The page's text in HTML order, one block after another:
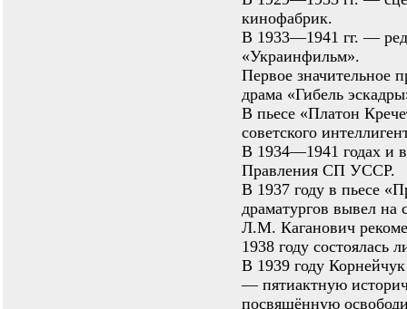
кинофабрик.
В 1933—1941 гг. —
«Украинфильм».
Первое значительное
драма «Гибель
В пьесе «Платон
советского
В 1934—1941 годах и
Правления СП УССР.
В 1937 году в пьесе
драматургов вывел
Л.М. Каганович
1938 году состоялась
В 1939 году
— пятиактную
посвящённую